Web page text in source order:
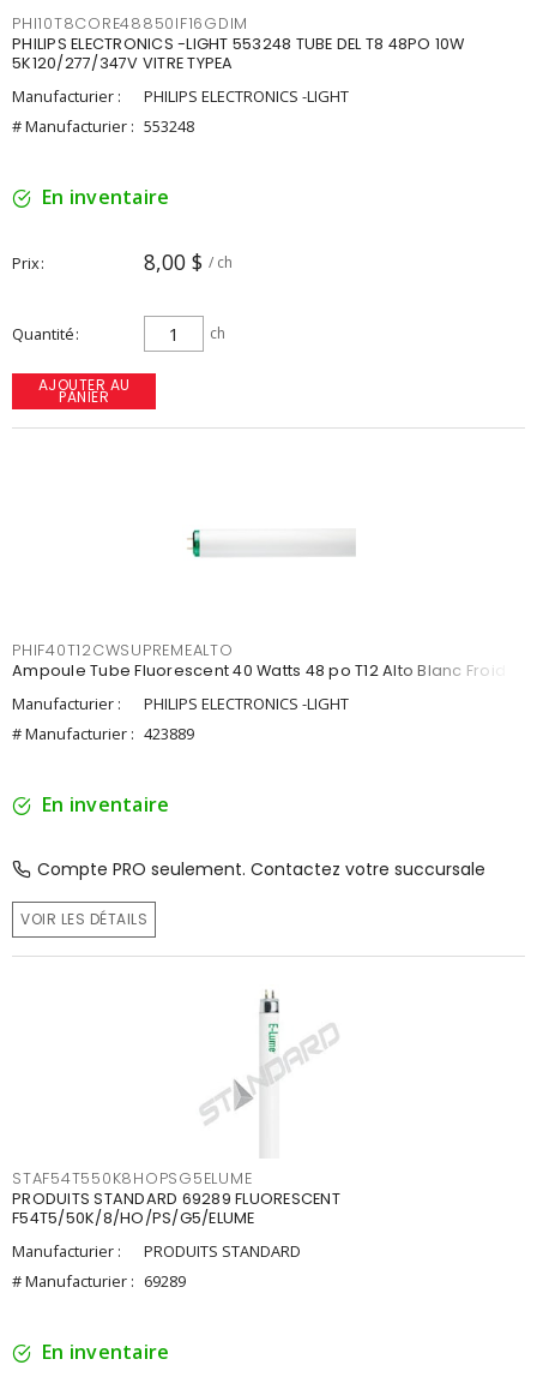
PHI10T8CORE48850IF16GDIM
PHILIPS ELECTRONICS -LIGHT 553248 TUBE DEL T8 48PO 10W
5K120/277/347V VITRE TYPEA
Manufacturier :
PHILIPS ELECTRONICS -LIGHT
# Manufacturier : 553248
En inventaire
Prix 8,00 $ / ch
Quantité ch
AJOUTER AU
PANIER
PHIF40T12CWSUPREMEALTO
Ampoule Tube Fluorescent 40 Watts 48 po T12 Alto Blanc Froid
Manufacturier :
PHILIPS ELECTRONICS -LIGHT
# Manufacturier : 423889
En inventaire
Compte PRO seulement. Contactez votre succursale
VOIR LES DÉTAILS
STAF54T550K8HOPSG5ELUME
PRODUITS STANDARD 69289 FLUORESCENT
F54T5/50K/8/HO/PS/G5/ELUME
Manufacturier :
PRODUITS STANDARD
# Manufacturier : 69289
En inventaire